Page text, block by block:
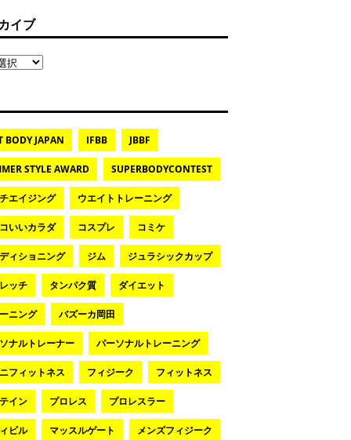
イブ
BODY JAPAN IFBB JBBF
STYLE AWARD SUPERBODYCONTEST
エイジング ウエイトトレーニング
いいカラダ コスプレ コミケ
ィショニング ジム ジュラシックカップ
ッチ タンパク質 ダイエット
ニング バズーカ岡田
ナルトレーナー パーソナルトレーニング
フィットネス フィジーク フィットネス
イン プロレス プロレスラー
ビル マッスルゲート メンズフィジーク